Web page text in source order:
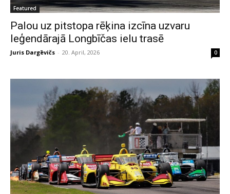
Featured
Palou uz pitstopa rēķina izcīna uzvaru
leģendārajā Longbīčas ielu trasē
Juris Dargēvičs - 20. April, 2026 0